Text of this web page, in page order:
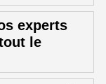
experts
le